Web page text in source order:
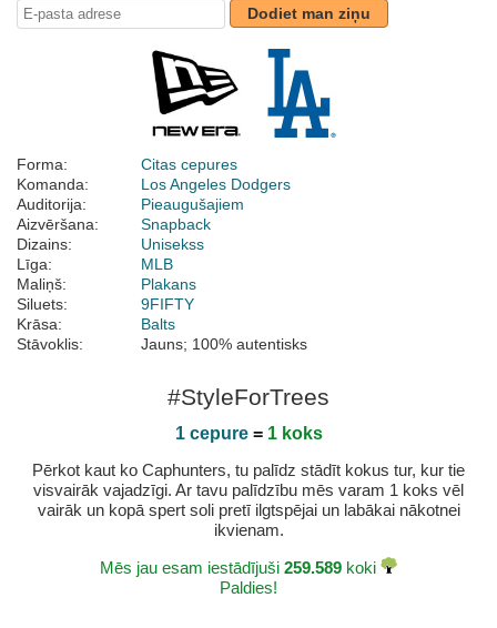
Dodiet man ziņu
Forma:
Citas cepures
Komanda:
Los Angeles Dodgers
Auditorija:
Pieaugušajiem
Aizvēršana:
Snapback
Dizains:
Unisekss
Līga:
MLB
Maliņš:
Plakans
Siluets:
9FIFTY
Krāsa:
Balts
Stāvoklis:
Jauns; 100% autentisks
#StyleForTrees
1 cepure= 1 koks
Pērkot kaut ko Caphunters, tu palīdz stādīt kokus tur, kur tie
visvairāk vajadzīgi. Ar tavu palīdzību mēs varam 1 koks vēl
vairāk un kopā spert soli pretī ilgtspējai un labākai nākotnei
ikvienam.
Mēs jau esam iestādījuši 259.589 koki
Paldies!